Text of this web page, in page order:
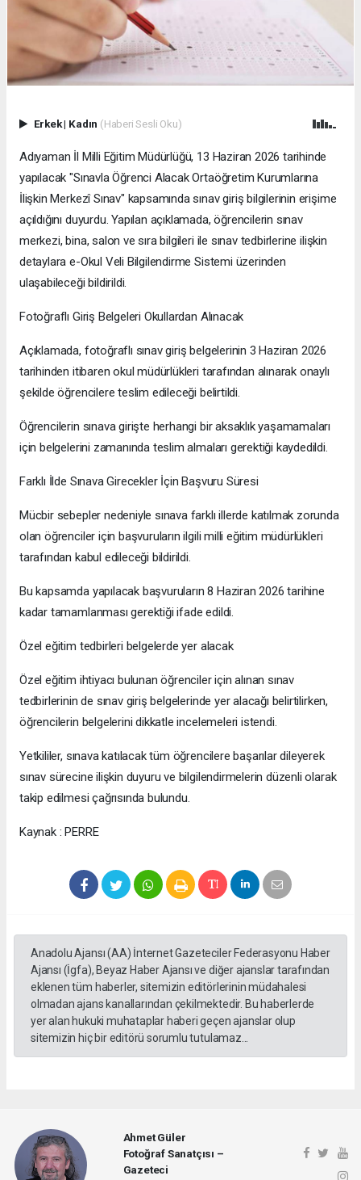
Erkek| Kadın (Haberi Sesli Oku)
Adıyaman İl Milli Eğitim Müdürlüğü, 13 Haziran 2026 tarihinde
yapılacak "Sınavla Öğrenci Alacak Ortaöğretim Kurumlarına
İlişkin Merkezî Sınav" kapsamında sınav giriş bilgilerinin erişime
açıldığını duyurdu. Yapılan açıklamada, öğrencilerin sınav
merkezi, bina, salon ve sıra bilgileri ile sınav tedbirlerine ilişkin
detaylara e-Okul Veli Bilgilendirme Sistemi üzerinden
ulaşabileceği bildirildi.
Fotoğraflı Giriş Belgeleri Okullardan Alınacak
Açıklamada, fotoğraflı sınav giriş belgelerinin 3 Haziran 2026
tarihinden itibaren okul müdürlükleri tarafından alınarak onaylı
şekilde öğrencilere teslim edileceği belirtildi.
Öğrencilerin sınava girişte herhangi bir aksaklık yaşamamaları
için belgelerini zamanında teslim almaları gerektiği kaydedildi.
Farklı İlde Sınava Girecekler İçin Başvuru Süresi
Mücbir sebepler nedeniyle sınava farklı illerde katılmak zorunda
olan öğrenciler için başvuruların ilgili milli eğitim müdürlükleri
tarafından kabul edileceği bildirildi.
Bu kapsamda yapılacak başvuruların 8 Haziran 2026 tarihine
kadar tamamlanması gerektiği ifade edildi.
Özel eğitim tedbirleri belgelerde yer alacak
Özel eğitim ihtiyacı bulunan öğrenciler için alınan sınav
tedbirlerinin de sınav giriş belgelerinde yer alacağı belirtilirken,
öğrencilerin belgelerini dikkatle incelemeleri istendi.
Yetkililer, sınava katılacak tüm öğrencilere başarılar dileyerek
sınav sürecine ilişkin duyuru ve bilgilendirmelerin düzenli olarak
takip edilmesi çağrısında bulundu.
Kaynak : PERRE
Anadolu Ajansı (AA) İnternet Gazeteciler Federasyonu Haber
Ajansı (İgfa), Beyaz Haber Ajansı ve diğer ajanslar tarafından
eklenen tüm haberler, sitemizin editörlerinin müdahalesi
olmadan ajans kanallarından çekilmektedir. Bu haberlerde
yer alan hukuki muhataplar haberi geçen ajanslar olup
sitemizin hiç bir editörü sorumlu tutulamaz...
Ahmet Güler
Fotoğraf Sanatçısı –
Gazeteci